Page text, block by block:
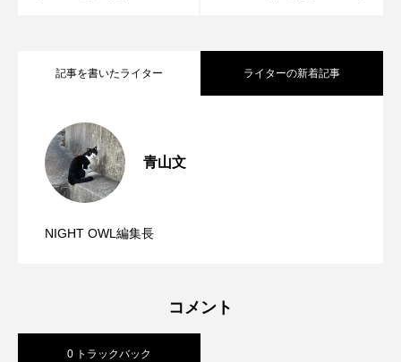
記事を書いたライター ライターの新着記事
青山文
NIGHT OWL編集長
2025.10.04
世相
2025.09.09
コメント
0 トラックバック